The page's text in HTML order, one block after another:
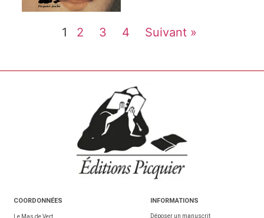
1 2 3 4 Suivant »
COORDONNÉES
Le Mas de Vert
INFORMATIONS
Déposer un manuscrit